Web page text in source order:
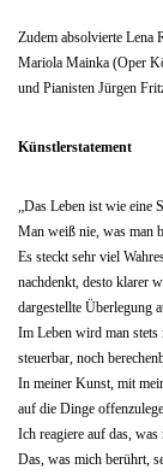
Zudem absolvierte Lena
Mariola Mainka (Oper
und Pianisten Jürgen
Künstlerstatement
„Das Leben ist wie eine
Man weiß nie, was man
Es steckt sehr viel
nachdenkt, desto klarer
dargestellte Überlegung
Im Leben wird man
steuerbar, noch
In meiner Kunst, mit
auf die Dinge
Ich reagiere auf das, was
Das, was mich berührt,